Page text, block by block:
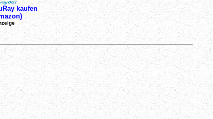
kaufen